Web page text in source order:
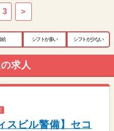
3 ＞
給 シフトが多い シフトが少ない
求人
スビル警備】セコ